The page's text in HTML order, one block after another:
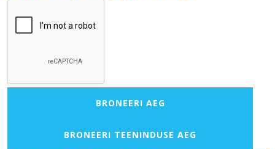
BRONEERI AEG
BRONEERI TEENINDUSE AEG